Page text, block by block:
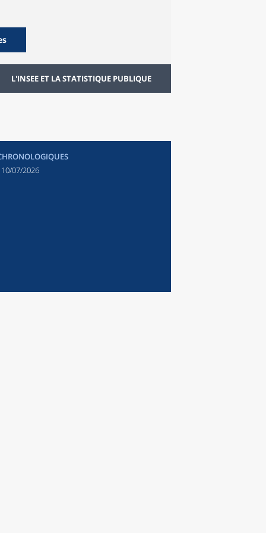
L'INSEE ET LA STATISTIQUE PUBLIQUE
10/07/2026